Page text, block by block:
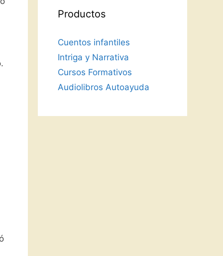
Productos
Cuentos infantiles
Intriga y Narrativa
Cursos Formativos
Audiolibros Autoayuda